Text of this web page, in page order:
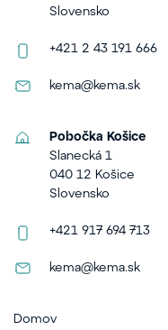
Slovensko
+421 2 43 191 666
kema@kema.sk
Pobočka Košice
Slanecká 1
040 12 Košice
Slovensko
+421 917 694 713
kema@kema.sk
Domov